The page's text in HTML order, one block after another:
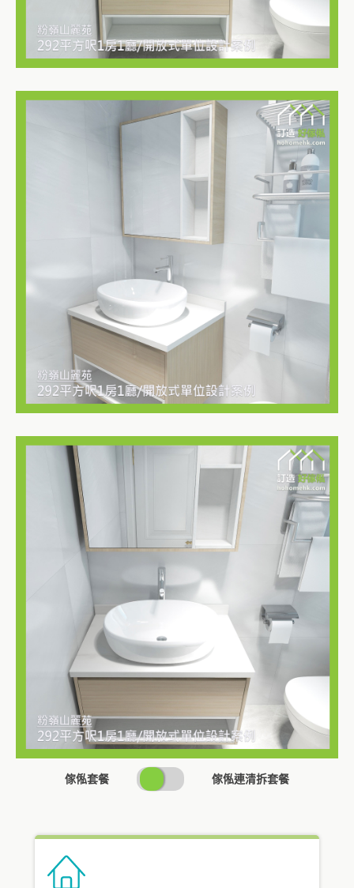
傢俬套餐
SWITCH
PRICING
傢俬連清拆套餐